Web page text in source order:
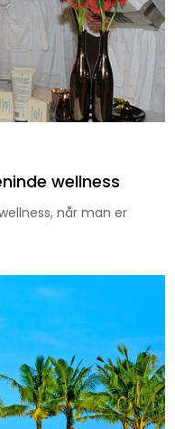
wellness
når man er